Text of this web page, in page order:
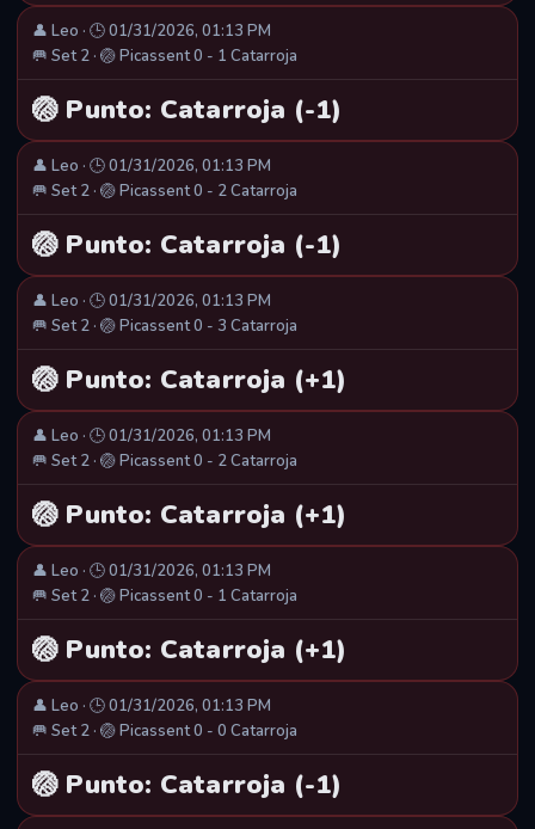
👤 Leo · 🕒 01/31/2026, 01:13 PM
🥅 Set 2 · 🏐 Picassent 0 - 1 Catarroja
🏐 Punto: Catarroja (-1)
👤 Leo · 🕒 01/31/2026, 01:13 PM
🥅 Set 2 · 🏐 Picassent 0 - 2 Catarroja
🏐 Punto: Catarroja (-1)
👤 Leo · 🕒 01/31/2026, 01:13 PM
🥅 Set 2 · 🏐 Picassent 0 - 3 Catarroja
🏐 Punto: Catarroja (+1)
👤 Leo · 🕒 01/31/2026, 01:13 PM
🥅 Set 2 · 🏐 Picassent 0 - 2 Catarroja
🏐 Punto: Catarroja (+1)
👤 Leo · 🕒 01/31/2026, 01:13 PM
🥅 Set 2 · 🏐 Picassent 0 - 1 Catarroja
🏐 Punto: Catarroja (+1)
👤 Leo · 🕒 01/31/2026, 01:13 PM
🥅 Set 2 · 🏐 Picassent 0 - 0 Catarroja
🏐 Punto: Catarroja (-1)